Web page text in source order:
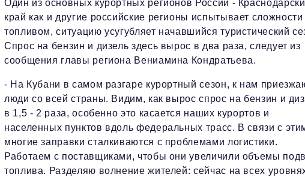
Один из основных курортных регионов России -
край как и другие российские регионы испытывает сложности
топливом, ситуацию усугубляет начавшийся туристический
Спрос на бензин и дизель здесь вырос в два раза, следует из
сообщения главы региона Вениамина Кондратьева.
- На Кубани в самом разгаре курортный сезон, к нам
люди со всей страны. Видим, как вырос спрос на бензин и
в 1,5 - 2 раза, особенно это касается наших курортов и
населенных пунктов вдоль федеральных трасс. В связи с
многие заправки сталкиваются с проблемами логистики.
Работаем с поставщиками, чтобы они увеличили объемы
топлива. Разделяю волнение жителей: сейчас на всех